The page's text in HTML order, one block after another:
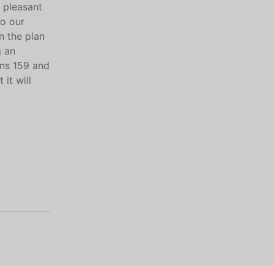
our
the plan
an
159 and
it will